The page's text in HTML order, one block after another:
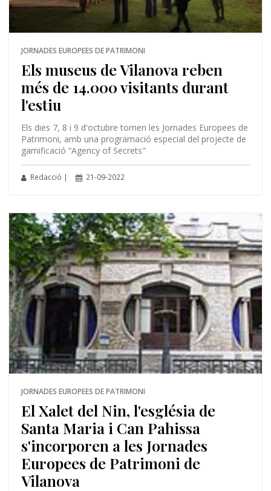
JORNADES EUROPEES DE PATRIMONI
Els museus de Vilanova reben
més de 14.000 visitants durant
l'estiu
Els dies 7, 8 i 9 d'octubre tornen les Jornades Europees de
Patrimoni, amb una programació especial del projecte de
gamificació “Agency of Secrets"
Redacció | 21-09-2022
JORNADES EUROPEES DE PATRIMONI
El Xalet del Nin, l'església de
Santa Maria i Can Pahissa
s'incorporen a les Jornades
Europees de Patrimoni de
Vilanova